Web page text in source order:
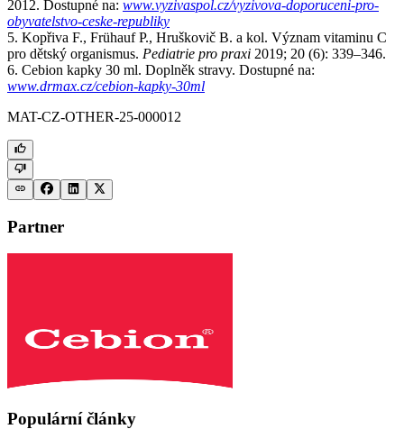
2012. Dostupné na: www.vyzivaspol.cz/vyzivova-doporuceni-pro-
obyvatelstvo-ceske-republiky
5. Kopřiva F., Frühauf P., Hruškovič B. a kol. Význam vitaminu C
pro dětský organismus. Pediatrie pro praxi 2019; 20 (6): 339–346.
6. Cebion kapky 30 ml. Doplněk stravy. Dostupné na:
www.drmax.cz/cebion-kapky-30ml
MAT-CZ-OTHER-25-000012
Partner
Populární články